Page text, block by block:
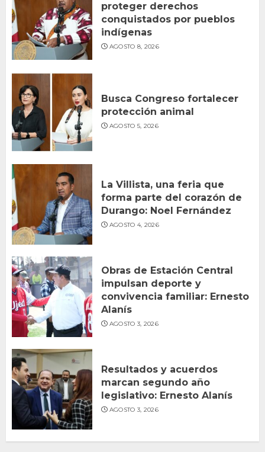
proteger derechos
conquistados por pueblos
indígenas
AGOSTO 8, 2026
Busca Congreso fortalecer
protección animal
AGOSTO 5, 2026
La Villista, una feria que
forma parte del corazón de
Durango: Noel Fernández
AGOSTO 4, 2026
Obras de Estación Central
impulsan deporte y
convivencia familiar: Ernesto
Alanís
AGOSTO 3, 2026
Resultados y acuerdos
marcan segundo año
legislativo: Ernesto Alanís
AGOSTO 3, 2026